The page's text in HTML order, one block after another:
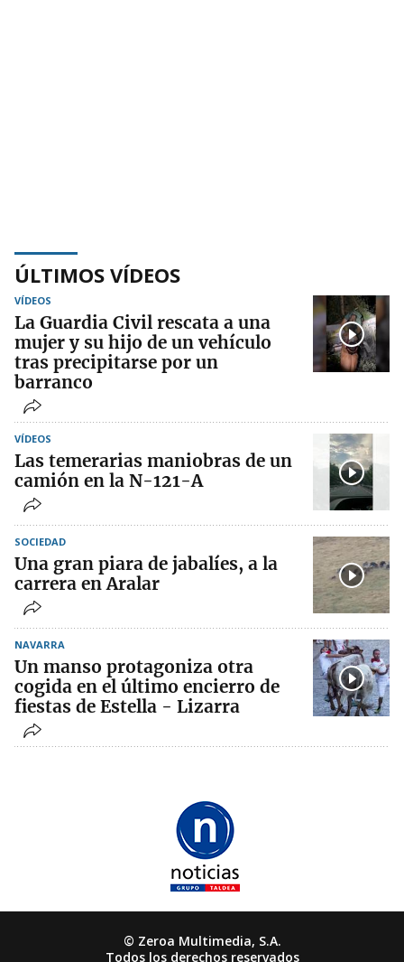
ÚLTIMOS VÍDEOS
VÍDEOS
La Guardia Civil rescata a una
mujer y su hijo de un vehículo
tras precipitarse por un
barranco
VÍDEOS
Las temerarias maniobras de un
camión en la N-121-A
SOCIEDAD
Una gran piara de jabalíes, a la
carrera en Aralar
NAVARRA
Un manso protagoniza otra
cogida en el último encierro de
fiestas de Estella - Lizarra
© Zeroa Multimedia, S.A.
Todos los derechos reservados